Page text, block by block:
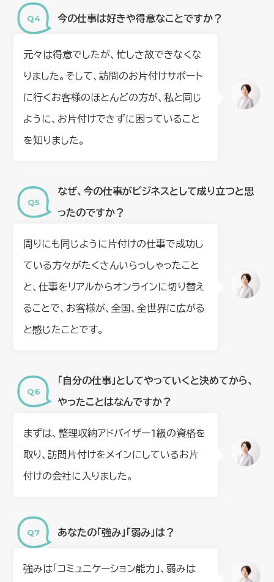
今の仕事は好きや得意なことですか？
元々は得意でしたが、忙しさ故できなくな
りました。そして、訪問のお片付けサポート
に行くお客様のほとんどの方が、私と同じ
ように、お片付けできずに困っていること
を知りました。
なぜ、今の仕事がビジネスとして成り立つと思
ったのですか？
周りにも同じように片付けの仕事で成功し
ている方々がたくさんいらっしゃったこと
と、仕事をリアルからオンラインに切り替え
ることで、お客様が、全国、全世界に広がる
と感じたことです。
「自分の仕事」としてやっていくと決めてから、
やったことはなんですか？
まずは、整理収納アドバイザー1級の資格を
取り、訪問片付けをメインにしているお片
付けの会社に入りました。
あなたの「強み」「弱み」は？
強みは「コミュニケーション能力」、弱みは